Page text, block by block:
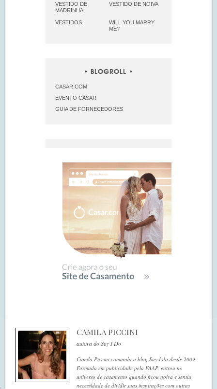
VESTIDO DE
MADRINHA
VESTIDO DE NOIVA
VESTIDOS
WILL YOU MARRY
ME?
BLOGROLL
CASAR.COM
EVENTO CASAR
GUIA DE FORNECEDORES
CAMILA PICCINI
autora do Say I Do
Camila Piccini comanda o blog Say I do desde 2009.
Formada em publicidade pela FAAP, entrou no
universo de casamento quando ficou noiva e sentiu
necessidade de dividir suas inspirações com outras